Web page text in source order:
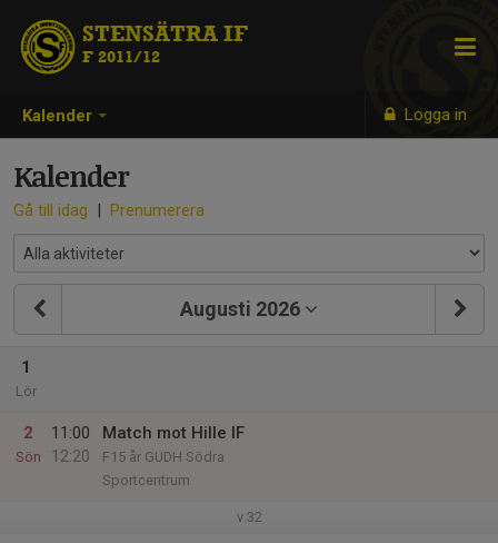
Kalender Logga in
STENSÄTRA IF
F 2011/12
Kalender
Gå till idag | Prenumerera
Augusti 2026
1
Lör
2
Sön
11:00
12:20
Match mot Hille IF
F15 år GUDH Södra
Sportcentrum
v.32